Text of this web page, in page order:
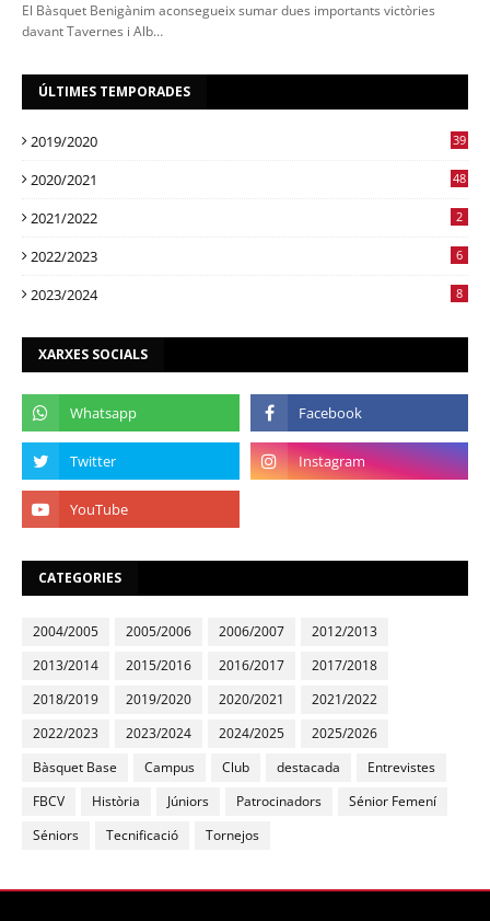
El Bàsquet Benigànim aconsegueix sumar dues importants victòries
davant Tavernes i Alb…
ÚLTIMES TEMPORADES
2019/2020 39
2020/2021 48
2021/2022 2
2022/2023 6
2023/2024 8
XARXES SOCIALS
CATEGORIES
2004/2005 2005/2006 2006/2007
2012/2013
2013/2014
2015/2016 2016/2017
2017/2018
2018/2019
2019/2020 2020/2021
2021/2022
2022/2023
2023/2024 2024/2025
2025/2026
Bàsquet Base
Campus Club destacada
Entrevistes
FBCV
Història Júniors Patrocinadors
Sénior Femení
Séniors
Tecnificació Tornejos